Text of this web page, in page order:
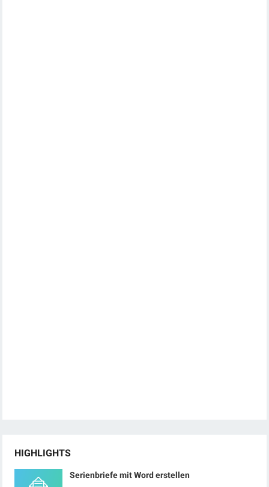
HIGHLIGHTS
Serienbriefe mit Word erstellen